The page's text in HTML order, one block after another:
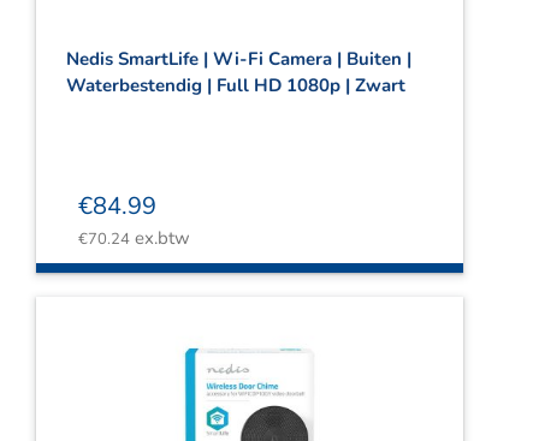
Nedis SmartLife | Wi-Fi Camera | Buiten |
Waterbestendig | Full HD 1080p | Zwart
€84.99
€70.24 ex.btw